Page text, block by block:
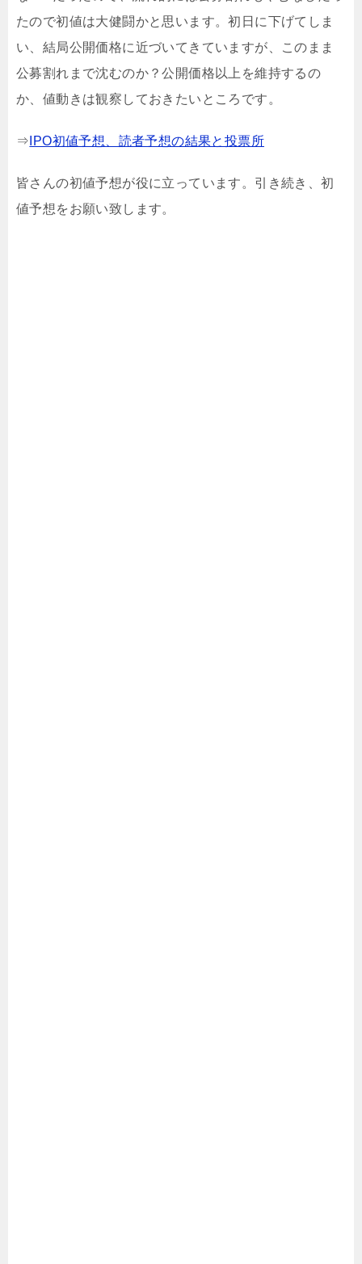
たので初値は大健闘かと思います。初日に下げてしま
い、結局公開価格に近づいてきていますが、このまま
公募割れまで沈むのか？公開価格以上を維持するの
か、値動きは観察しておきたいところです。
⇒ IPO初値予想、読者予想の結果と投票所
皆さんの初値予想が役に立っています。引き続き、初
値予想をお願い致します。